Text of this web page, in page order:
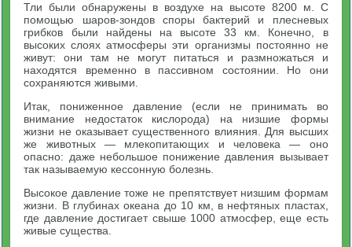
Тли были обнаружены в воздухе на высоте 8200 м. С
помощью шаров-зондов споры бактерий и плесневых
грибков были найдены на высоте 33 км. Конечно, в
высоких слоях атмосферы эти организмы постоянно не
живут: они там не могут питаться и размножаться и
находятся временно в пассивном состоянии. Но они
сохраняются живыми.
Итак, пониженное давление (если не принимать во
внимание недостаток кислорода) на низшие формы
жизни не оказывает существенного влияния. Для высших
же животных — млекопитающих и человека — оно
опасно: даже небольшое понижение давления вызывает
так называемую кессонную болезнь.
Высокое давление тоже не препятствует низшим формам
жизни. В глубинах океана до 10 км, в нефтяных пластах,
где давление достигает свыше 1000 атмосфер, еще есть
живые существа.